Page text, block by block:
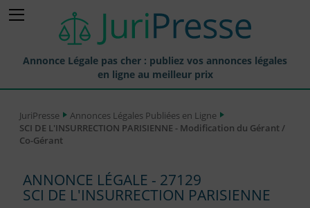
Annonce Légale pas cher : publiez vos annonces légales
en ligne au meilleur prix
Annonces Légales Publiées
Journaux Habilités (JAL) Annonces Légales
JuriPresse
Annonces Légales Publiées en Ligne
SCI DE L'INSURRECTION PARISIENNE - Modification du Gérant /
Co-Gérant
ANNONCE LÉGALE - 27129
SCI DE L'INSURRECTION PARISIENNE